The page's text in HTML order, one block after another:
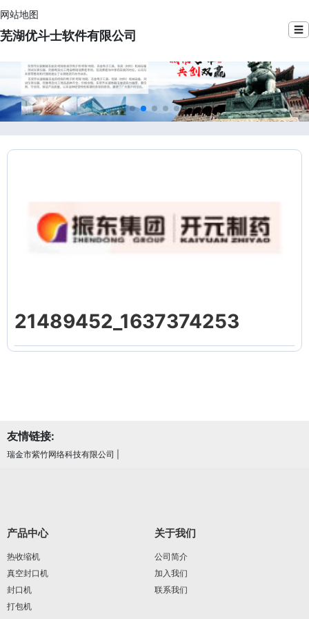
网站地图
芜湖优斗士软件有限公司 ☰
21489452_1637374253
友情链接:
瑞金市紫竹网络科技有限公司
产品中心
热收缩机
真空封口机
封口机
打包机
关于我们
公司简介
加入我们
联系我们